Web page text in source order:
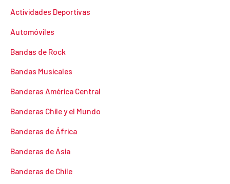
Actividades Deportivas
Automóviles
Bandas de Rock
Bandas Musicales
Banderas América Central
Banderas Chile y el Mundo
Banderas de África
Banderas de Asia
Banderas de Chile